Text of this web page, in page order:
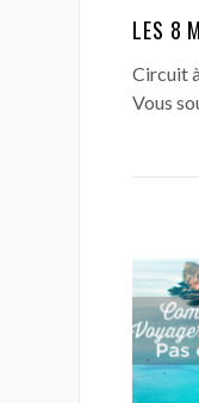
LES 8
Circuit
Vous